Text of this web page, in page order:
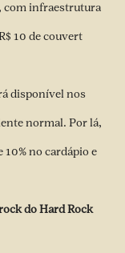
com infraestrutura
10 de couvert
disponível nos
normal. Por lá,
10% no cardápio e
do Hard Rock